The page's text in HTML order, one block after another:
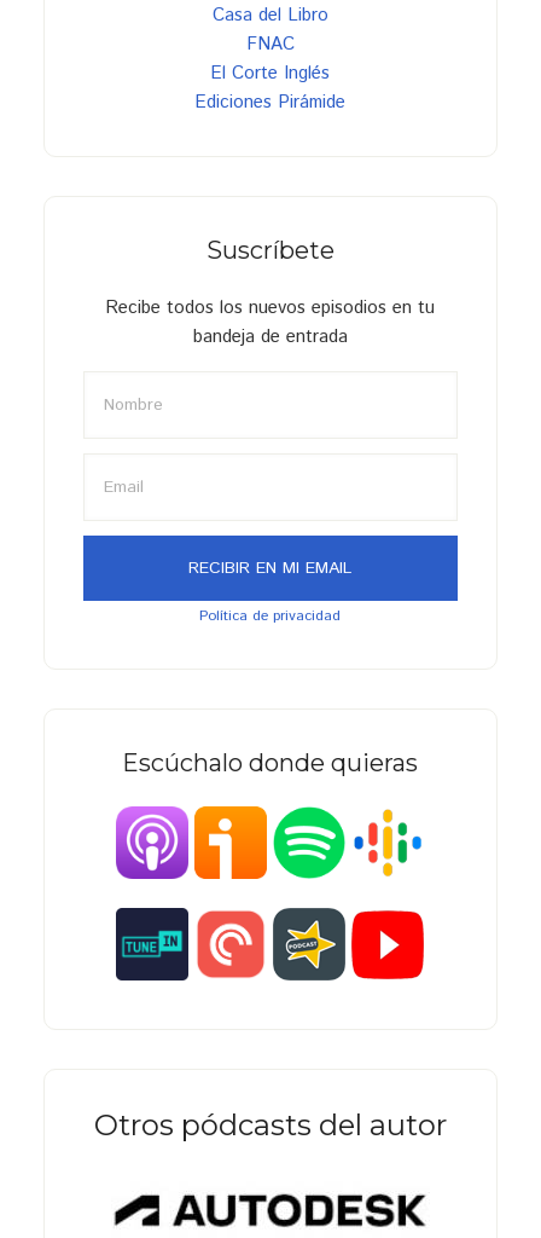
Casa del Libro
FNAC
El Corte Inglés
Ediciones Pirámide
Suscríbete
Recibe todos los nuevos episodios en tu
bandeja de entrada
Política de privacidad
Escúchalo donde quieras
Otros pódcasts del autor